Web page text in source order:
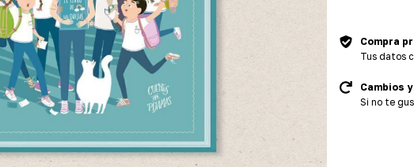
Compra
Tus datos
Cambios
Si no te